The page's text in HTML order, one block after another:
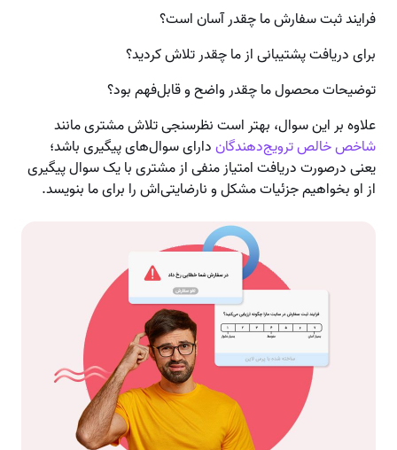
فرایند ثبت سفارش ما چقدر آسان است؟
برای دریافت پشتیبانی از ما چقدر تلاش کردید؟
توضیحات محصول ما چقدر واضح و قابل‌فهم بود؟
علاوه بر این سوال، بهتر است نظرسنجی تلاش مشتری مانند
شاخص خالص ترویج‌دهندگاندارای سوال‌های پیگیری باشد؛
یعنی درصورت دریافت امتیاز منفی از مشتری با یک سوال پیگیری
از او بخواهیم جزئیات مشکل و نارضایتی‌اش را برای ما بنویسد.